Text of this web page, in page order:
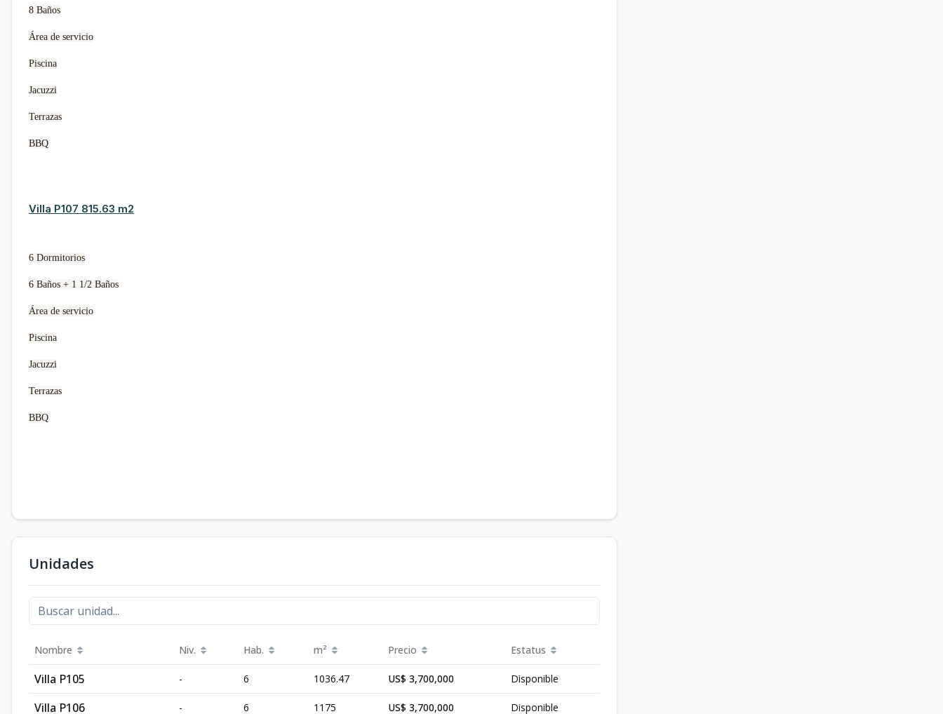
8 Baños
Área de servicio
Piscina
Jacuzzi
Terrazas
BBQ
Villa P107 815.63 m2
6 Dormitorios
6 Baños + 1 1/2 Baños
Área de servicio
Piscina
Jacuzzi
Terrazas
BBQ
Unidades
Nombre Niv. Hab. m² Precio Estatus
Villa P105 - 6 1036.47 US$ 3,700,000 Disponible
Villa P106 - 6 1175 US$ 3,700,000 Disponible